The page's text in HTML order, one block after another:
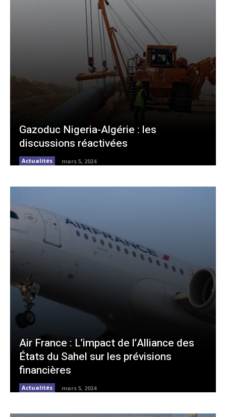
Gazoduc Nigeria-Algérie : les
discussions réactivées
Actualités mars 5, 2024
Air France : L’impact de l’Alliance des
États du Sahel sur les prévisions
financières
Actualités mars 5, 2024